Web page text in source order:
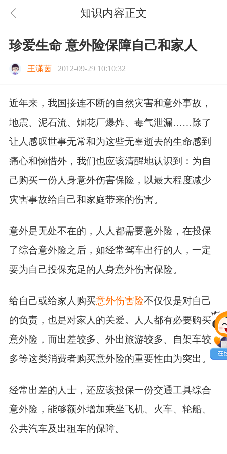
知识内容正文
珍爱生命 意外险保障自己和家人
王潇茵 2012-09-29 10:10:32
近年来，我国接连不断的自然灾害和意外事故，
地震、泥石流、烟花厂爆炸、毒气泄漏……除了
让人感叹世事无常和为这些无辜逝去的生命感到
痛心和惋惜外，我们也应该清醒地认识到：为自
己购买一份人身意外伤害保险，以最大程度减少
灾害事故给自己和家庭带来的伤害。
意外是无处不在的，人人都需要意外险，在投保
了综合意外险之后，如经常驾车出行的人，一定
要为自己投保充足的人身意外伤害保险。
给自己或给家人购买意外伤害险不仅仅是对自己
的负责，也是对家人的关爱。人人都有必要购买
意外险，而出差较多、外出旅游较多、自架车较
多等这类消费者购买意外险的重要性由为突出。
经常出差的人士，还应该投保一份交通工具综合
意外险，能够额外增加乘坐飞机、火车、轮船、
公共汽车及出租车的保障。